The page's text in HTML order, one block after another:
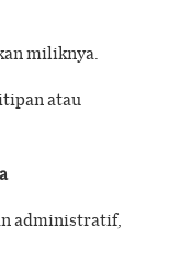
miliknya.
atau
administratif,